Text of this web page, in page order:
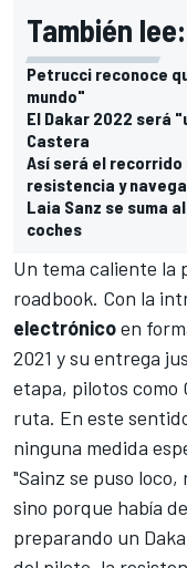
También lee:
Petrucci reconoce
mundo"
El Dakar 2022 será
Castera
Así será el
resistencia y
Laia Sanz se suma
coches
Un tema caliente la
roadbook. Con la
electrónicoen
2021 y su entrega
etapa, pilotos como
ruta. En este
ninguna medida
"Sainz se puso
sino porque había
preparando un